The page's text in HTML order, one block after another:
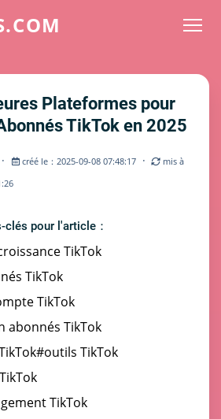
Plateformes pour
TikTok en 2025
· créé le：2025-09-08 07:48:17 ·
mis à
pour l'article：
TikTok
TikTok
TikTok
abonnés TikTok
#outils TikTok
TikTok